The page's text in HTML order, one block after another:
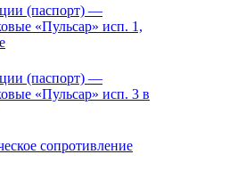
(паспорт) —
«Пульсар» исп. 1,
(паспорт) —
«Пульсар» исп. 3 в
сопротивление